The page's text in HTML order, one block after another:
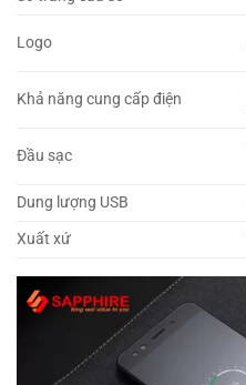
Logo
Khả năng cung cấp điện
Đầu sạc
Dung lượng USB
Xuất xứ